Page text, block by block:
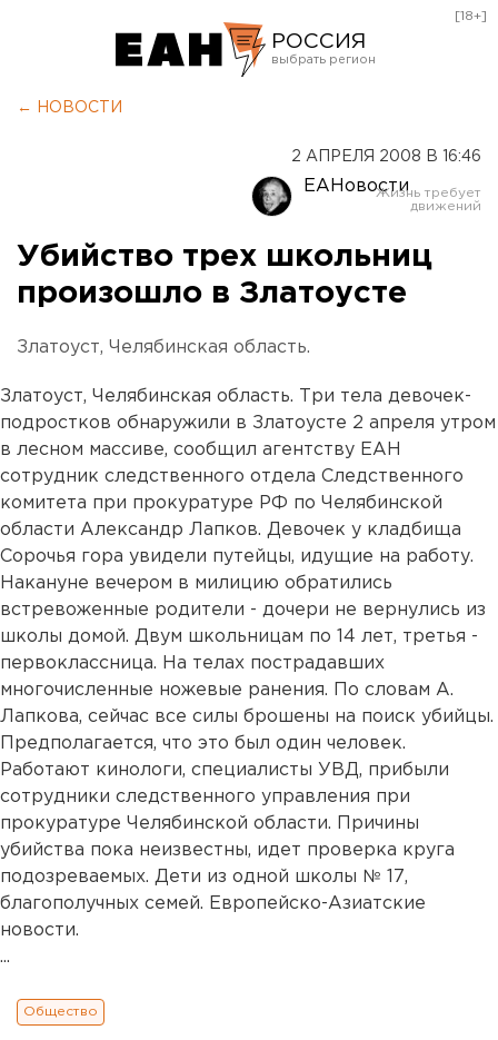
РОССИЯ
Оренбург
[18+]
← НОВОСТИ
2 АПРЕЛЯ 2008 В 16:46
ЕАНовости
Убийство трех школьниц
произошло в Златоусте
Златоуст, Челябинская область.
Златоуст, Челябинская область. Три тела девочек-
подростков обнаружили в Златоусте 2 апреля утром
в лесном массиве, сообщил агентству ЕАН
сотрудник следственного отдела Следственного
комитета при прокуратуре РФ по Челябинской
области Александр Лапков. Девочек у кладбища
Сорочья гора увидели путейцы, идущие на работу.
Накануне вечером в милицию обратились
встревоженные родители - дочери не вернулись из
школы домой. Двум школьницам по 14 лет, третья -
первоклассница. На телах пострадавших
многочисленные ножевые ранения. По словам А.
Лапкова, сейчас все силы брошены на поиск убийцы.
Предполагается, что это был один человек.
Работают кинологи, специалисты УВД, прибыли
сотрудники следственного управления при
прокуратуре Челябинской области. Причины
убийства пока неизвестны, идет проверка круга
подозреваемых. Дети из одной школы № 17,
благополучных семей. Европейско-Азиатские
новости.
...
Общество